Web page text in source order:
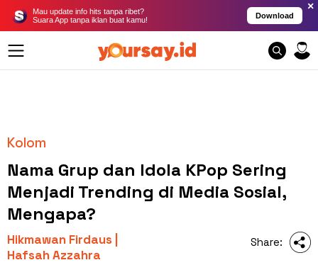
Mau update info hits tanpa ribet?
Suara App tanpa iklan buat kamu!
Download
×
Kolom
Nama Grup dan Idola KPop Sering
Menjadi Trending di Media Sosial,
Mengapa?
Hikmawan Firdaus |
Hafsah Azzahra
Share: